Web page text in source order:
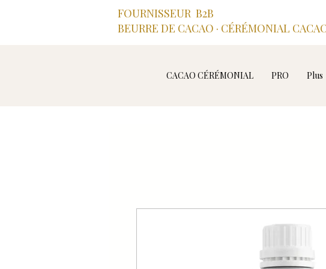
FOURNISSEUR B2B
BEURRE DE CACAO · CÉRÉMONIAL
CACAO CÉRÉMONIAL PRO Plus